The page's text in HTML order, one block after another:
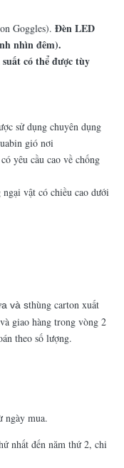
Goggles). Đèn LED
nhìn đêm).
có thể được tùy
sử dụng chuyên dụng
gió nơi
yêu cầu cao về chống
vật có chiều cao dưới
và sthùng carton xuất
giao hàng trong vòng 2
theo số lượng.
ngày mua.
nhất đến năm thứ 2, chi